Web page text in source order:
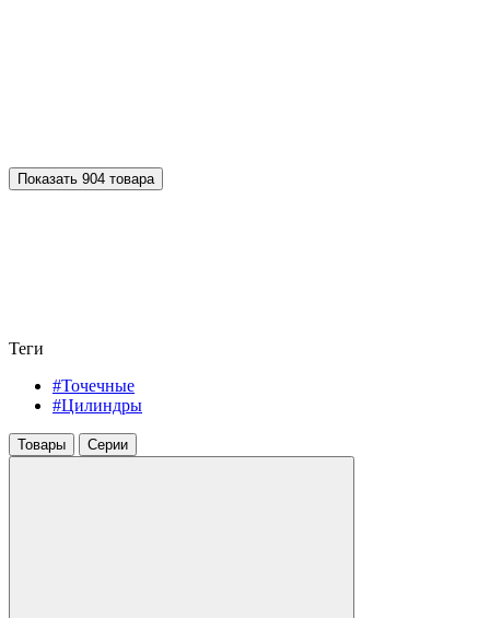
Показать 904 товара
Теги
#Точечные
#Цилиндры
Товары Серии